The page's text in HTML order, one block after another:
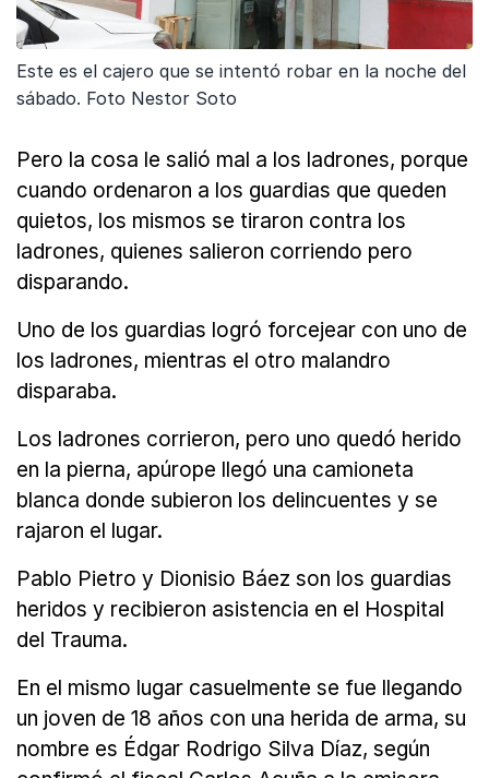
Este es el cajero que se intentó robar en la noche del
sábado. Foto Nestor Soto
Pero la cosa le salió mal a los ladrones, porque
cuando ordenaron a los guardias que queden
quietos, los mismos se tiraron contra los
ladrones, quienes salieron corriendo pero
disparando.
Uno de los guardias logró forcejear con uno de
los ladrones, mientras el otro malandro
disparaba.
Los ladrones corrieron, pero uno quedó herido
en la pierna, apúrope llegó una camioneta
blanca donde subieron los delincuentes y se
rajaron el lugar.
Pablo Pietro y Dionisio Báez son los guardias
heridos y recibieron asistencia en el Hospital
del Trauma.
En el mismo lugar casuelmente se fue llegando
un joven de 18 años con una herida de arma, su
nombre es Édgar Rodrigo Silva Díaz, según